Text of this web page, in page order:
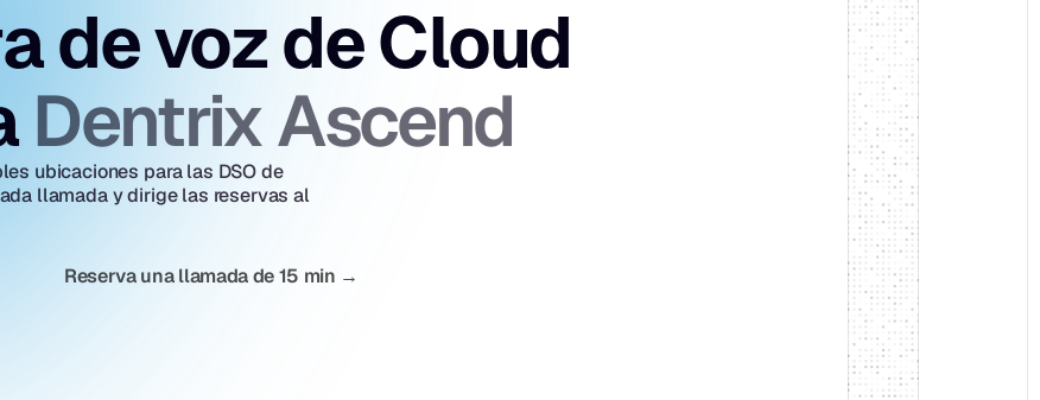
de voz de Cloud
Dentrix Ascend
ubicaciones para las DSO de
llamada y dirige las reservas al
Reserva una llamada de 15 min →